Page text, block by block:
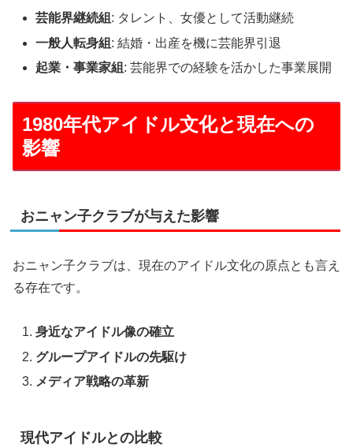
芸能界継続組 : タレント、女優として活動継続
一般人転身組 : 結婚・出産を機に芸能界引退
起業・事業家組 : 芸能界での経験を活かした事業展開
1980年代アイドル文化と現在への
影響
おニャン子クラブが与えた影響
おニャン子クラブは、現在のアイドル文化の原点とも言え
る存在です。
身近なアイドル像の確立
グループアイドルの先駆け
メディア戦略の革新
現代アイドルとの比較